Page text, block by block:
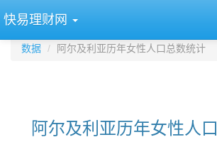
快易理财网
数据 阿尔及利亚历年女性人口总数统计
阿尔及利亚历年女性人